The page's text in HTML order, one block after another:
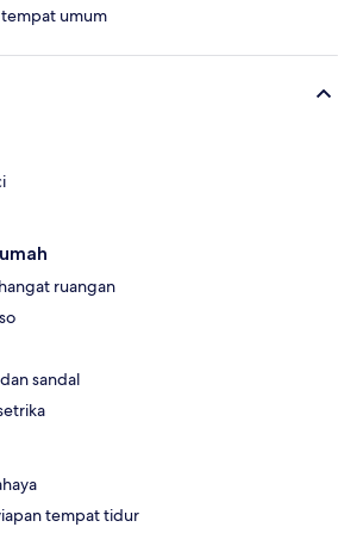
umum
ruangan
sandal
tempat tidur